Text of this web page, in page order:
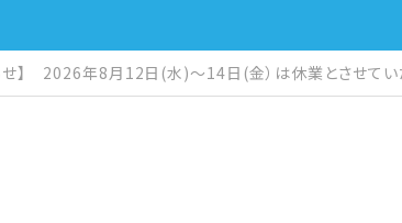
せ】 2026年8月12日(水)～14日(金）は休業とさせてい